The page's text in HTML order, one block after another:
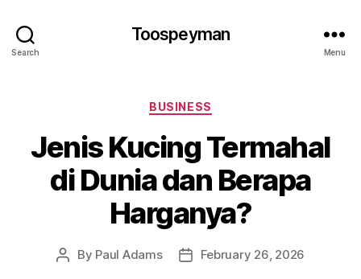
Search
Toospeyman
Menu
Categories
BUSINESS
Jenis Kucing Termahal
di Dunia dan Berapa
Harganya?
Post
By Paul Adams
PostFebruary 26, 2026